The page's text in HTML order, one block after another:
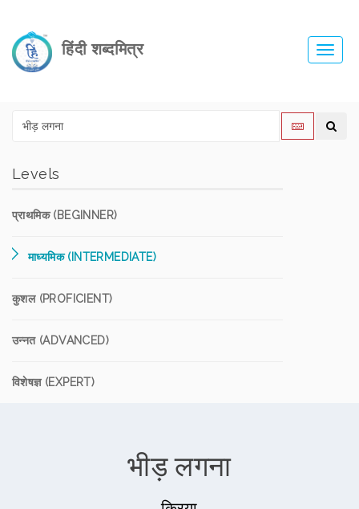
हिंदी शब्दमित्र
Levels
प्राथमिक (BEGINNER)
माध्यमिक (INTERMEDIATE)
कुशल (PROFICIENT)
उन्नत (ADVANCED)
विशेषज्ञ (EXPERT)
भीड़ लगना